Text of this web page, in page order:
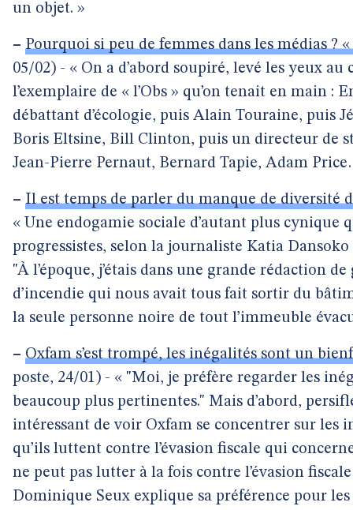
un objet. »
– Pourquoi si peu de femmes dans les médias ?
05/02) - « On a d’abord soupiré, levé les yeux
l’exemplaire de « l’Obs » qu’on tenait en main
débattant d’écologie, puis Alain Touraine, puis
Boris Eltsine, Bill Clinton, puis un directeur de
Jean-Pierre Pernaut, Bernard Tapie, Adam
– Il est temps de parler du manque de diversité
« Une endogamie sociale d’autant plus cynique
progressistes, selon la journaliste Katia
"À l’époque, j’étais dans une grande rédaction
d’incendie qui nous avait tous fait sortir du
la seule personne noire de tout l’immeuble
– Oxfam s’est trompé, les inégalités sont un
poste, 24/01) - « "Moi, je préfère regarder les
beaucoup plus pertinentes." Mais d’abord,
intéressant de voir Oxfam se concentrer sur les
qu’ils luttent contre l’évasion fiscale qui
ne peut pas lutter à la fois contre l’évasion
Dominique Seux explique sa préférence pour